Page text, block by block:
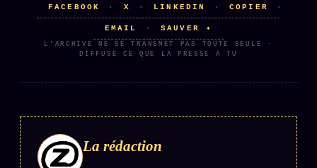
FACEBOOK · X · LINKEDIN · COPIER ·
EMAIL · SAUVER ✦
L'ARCHIVE NE SE TRANSMET PAS TOUTE SEULE ·
DIFFUSE CE QUE LA PRESSE A TU
La rédaction